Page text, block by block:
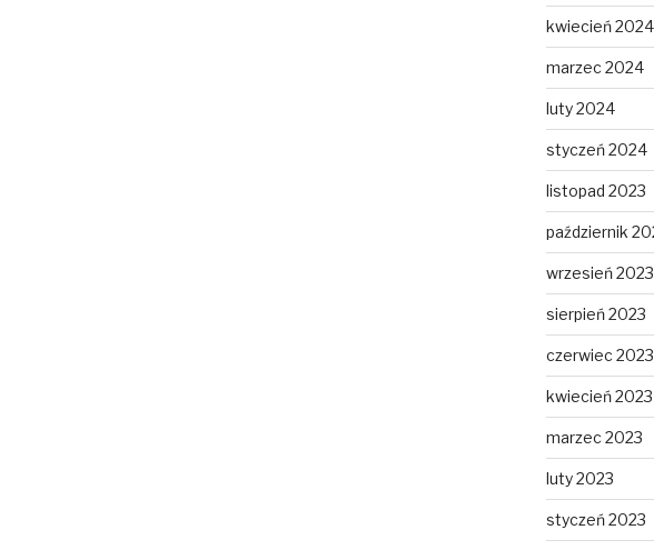
kwiecień 2024
marzec 2024
luty 2024
styczeń 2024
listopad 2023
październik
wrzesień 2023
sierpień 2023
czerwiec 2023
kwiecień 2023
marzec 2023
luty 2023
styczeń 2023